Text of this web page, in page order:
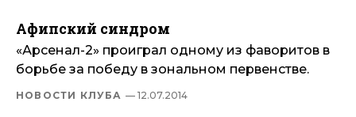
Афипский синдром
«Арсенал-2» проиграл одному из фаворитов в
борьбе за победу в зональном первенстве.
НОВОСТИ КЛУБА — 12.07.2014